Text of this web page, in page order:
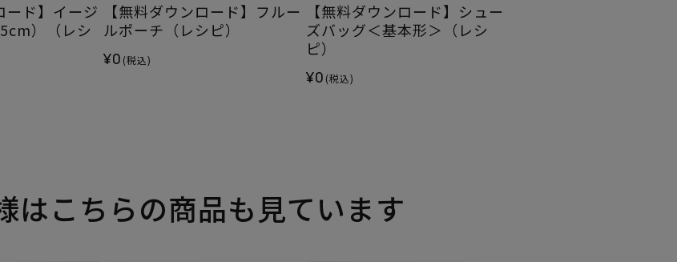
ード】イージ
）（レシ
【無料ダウンロード】フルー
ルポーチ（レシピ）
¥0 (税込)
【無料ダウンロード】シュー
ズバッグ＜基本形＞（レシ
ピ）
¥0 (税込)
はこちらの商品も見ています